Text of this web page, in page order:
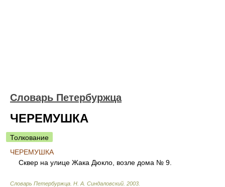
Словарь Петербуржца
ЧЕРЕМУШКА
Толкование
ЧЕРЕМУШКА
Сквер на улице Жака Дюкло, возле дома № 9.
Словарь Петербуржца Н. А. Синдаловский 2003